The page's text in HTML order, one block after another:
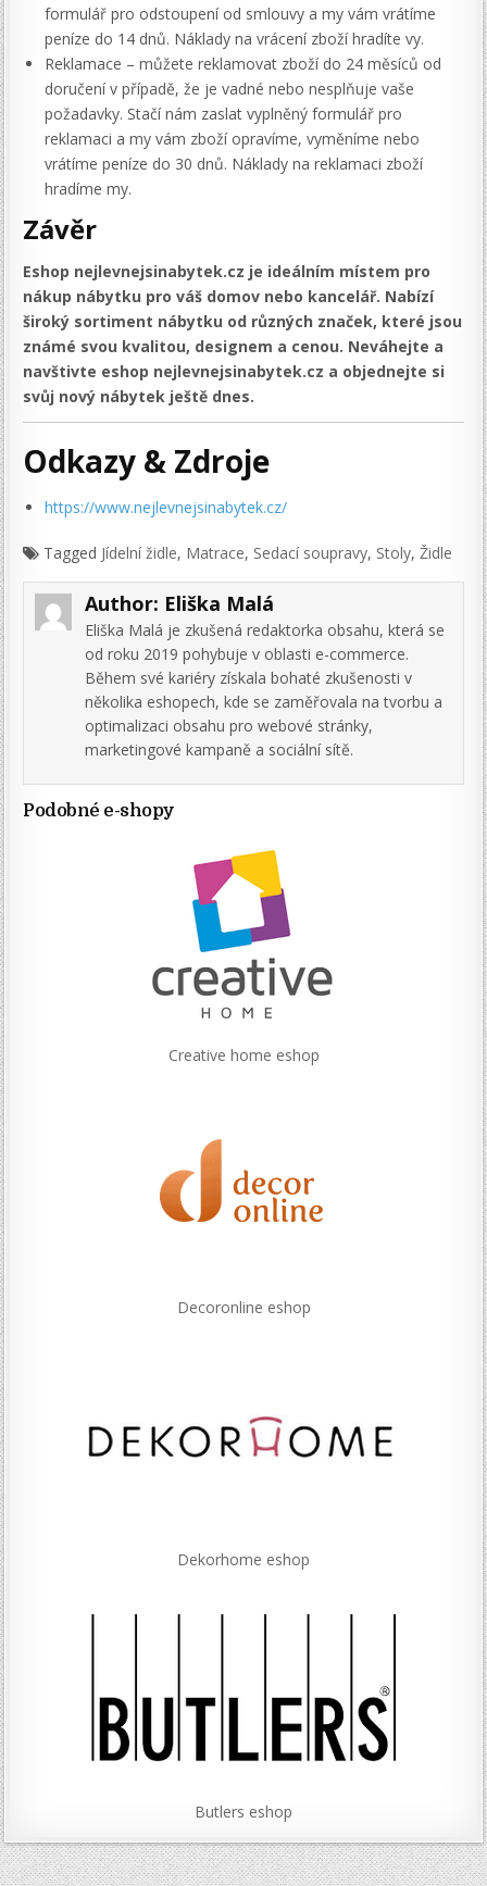
formulář pro odstoupení od smlouvy a my vám vrátíme
peníze do 14 dnů. Náklady na vrácení zboží hradíte vy.
Reklamace – můžete reklamovat zboží do 24 měsíců od
doručení v případě, že je vadné nebo nesplňuje vaše
požadavky. Stačí nám zaslat vyplněný formulář pro
reklamaci a my vám zboží opravíme, vyměníme nebo
vrátíme peníze do 30 dnů. Náklady na reklamaci zboží
hradíme my.
Závěr
Eshop nejlevnejsinabytek.cz je ideálním místem pro
nákup nábytku pro váš domov nebo kancelář. Nabízí
široký sortiment nábytku od různých značek, které jsou
známé svou kvalitou, designem a cenou. Neváhejte a
navštivte eshop nejlevnejsinabytek.cz a objednejte si
svůj nový nábytek ještě dnes.
Odkazy & Zdroje
https://www.nejlevnejsinabytek.cz/
Tagged Jídelní židle, Matrace, Sedací soupravy, Stoly,Židle
Author: Eliška Malá
Eliška Malá je zkušená redaktorka obsahu, která se
od roku 2019 pohybuje v oblasti e-commerce.
Během své kariéry získala bohaté zkušenosti v
několika eshopech, kde se zaměřovala na tvorbu a
optimalizaci obsahu pro webové stránky,
marketingové kampaně a sociální sítě.
Podobné e-shopy
Creative home eshop
Decoronline eshop
Dekorhome eshop
Butlers eshop